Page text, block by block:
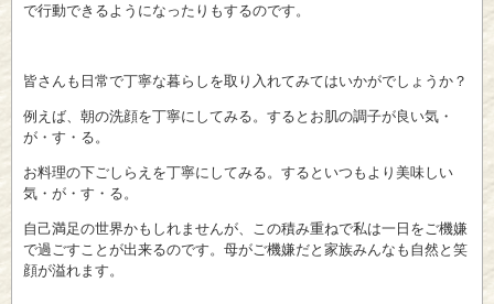
で行動できるようになったりもするのです。
皆さんも日常で丁寧な暮らしを取り入れてみてはいかがでしょうか？
例えば、朝の洗顔を丁寧にしてみる。するとお肌の調子が良い気・
が・す・る。
お料理の下ごしらえを丁寧にしてみる。するといつもより美味しい
気・が・す・る。
自己満足の世界かもしれませんが、この積み重ねで私は一日をご機嫌
で過ごすことが出来るのです。母がご機嫌だと家族みんなも自然と笑
顔が溢れます。